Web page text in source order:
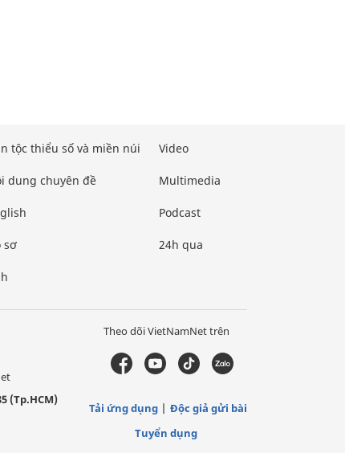
tộc thiểu số và miền núi
dung chuyên đề
sơ
Video
Multimedia
Podcast
24h qua
(Tp.HCM)
Theo dõi VietNamNet trên
Tải ứng dụng
Độc giả gửi bài
Tuyển dụng